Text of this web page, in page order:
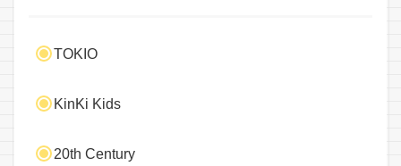
TOKIO
KinKi Kids
20th Century